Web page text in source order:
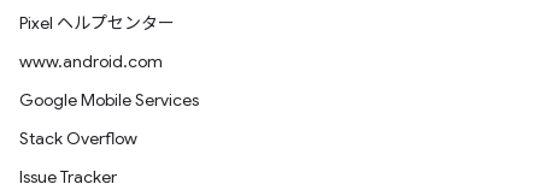
Pixel ヘルプセンター
www.android.com
Google Mobile Services
Stack Overflow
Issue Tracker